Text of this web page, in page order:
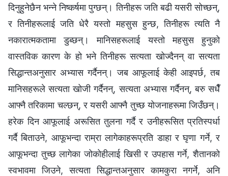
दिनुहुनेछैन भन्ने निष्कर्षमा पुग्छन्। तिनीहरू जति बढी यसरी सोच्छन्,
र तिनीहरूलाई जति धेरै यस्तो महसुस हुन्छ, तिनीहरू त्यति नै
नकारात्मकतामा डुब्छन्। मानिसहरूलाई यस्तो महसुस हुनुको
वास्तविक कारण के हो भने तिनीहरू सत्यता खोज्दैनन् वा सत्यता
सिद्धान्तअनुसार अभ्यास गर्दैनन्। जब आफूलाई केही आइपर्छ, तब
मानिसहरूले सत्यता खोजी गर्दैनन्, सत्यता अभ्यास गर्दैनन्, बरु सधैँ
आफ्नै तरिकामा चल्छन्, र यसरी आफ्नै तुच्छ योजनाहरूमा जिउँछन्।
हरेक दिन आफूलाई अरूसित तुलना गर्दै र उनीहरूसित प्रतिस्पर्धा
गर्दै बिताउने, आफूभन्दा राम्रा लागेकाहरूप्रति डाहा र घृणा गर्ने, र
आफूभन्दा तुच्छ लागेका जोकोहीलाई खिसी र उपहास गर्ने, शैतानको
स्वभावमा जिउने, सत्यता सिद्धान्तअनुसार कामकुरा नगर्ने, अनि